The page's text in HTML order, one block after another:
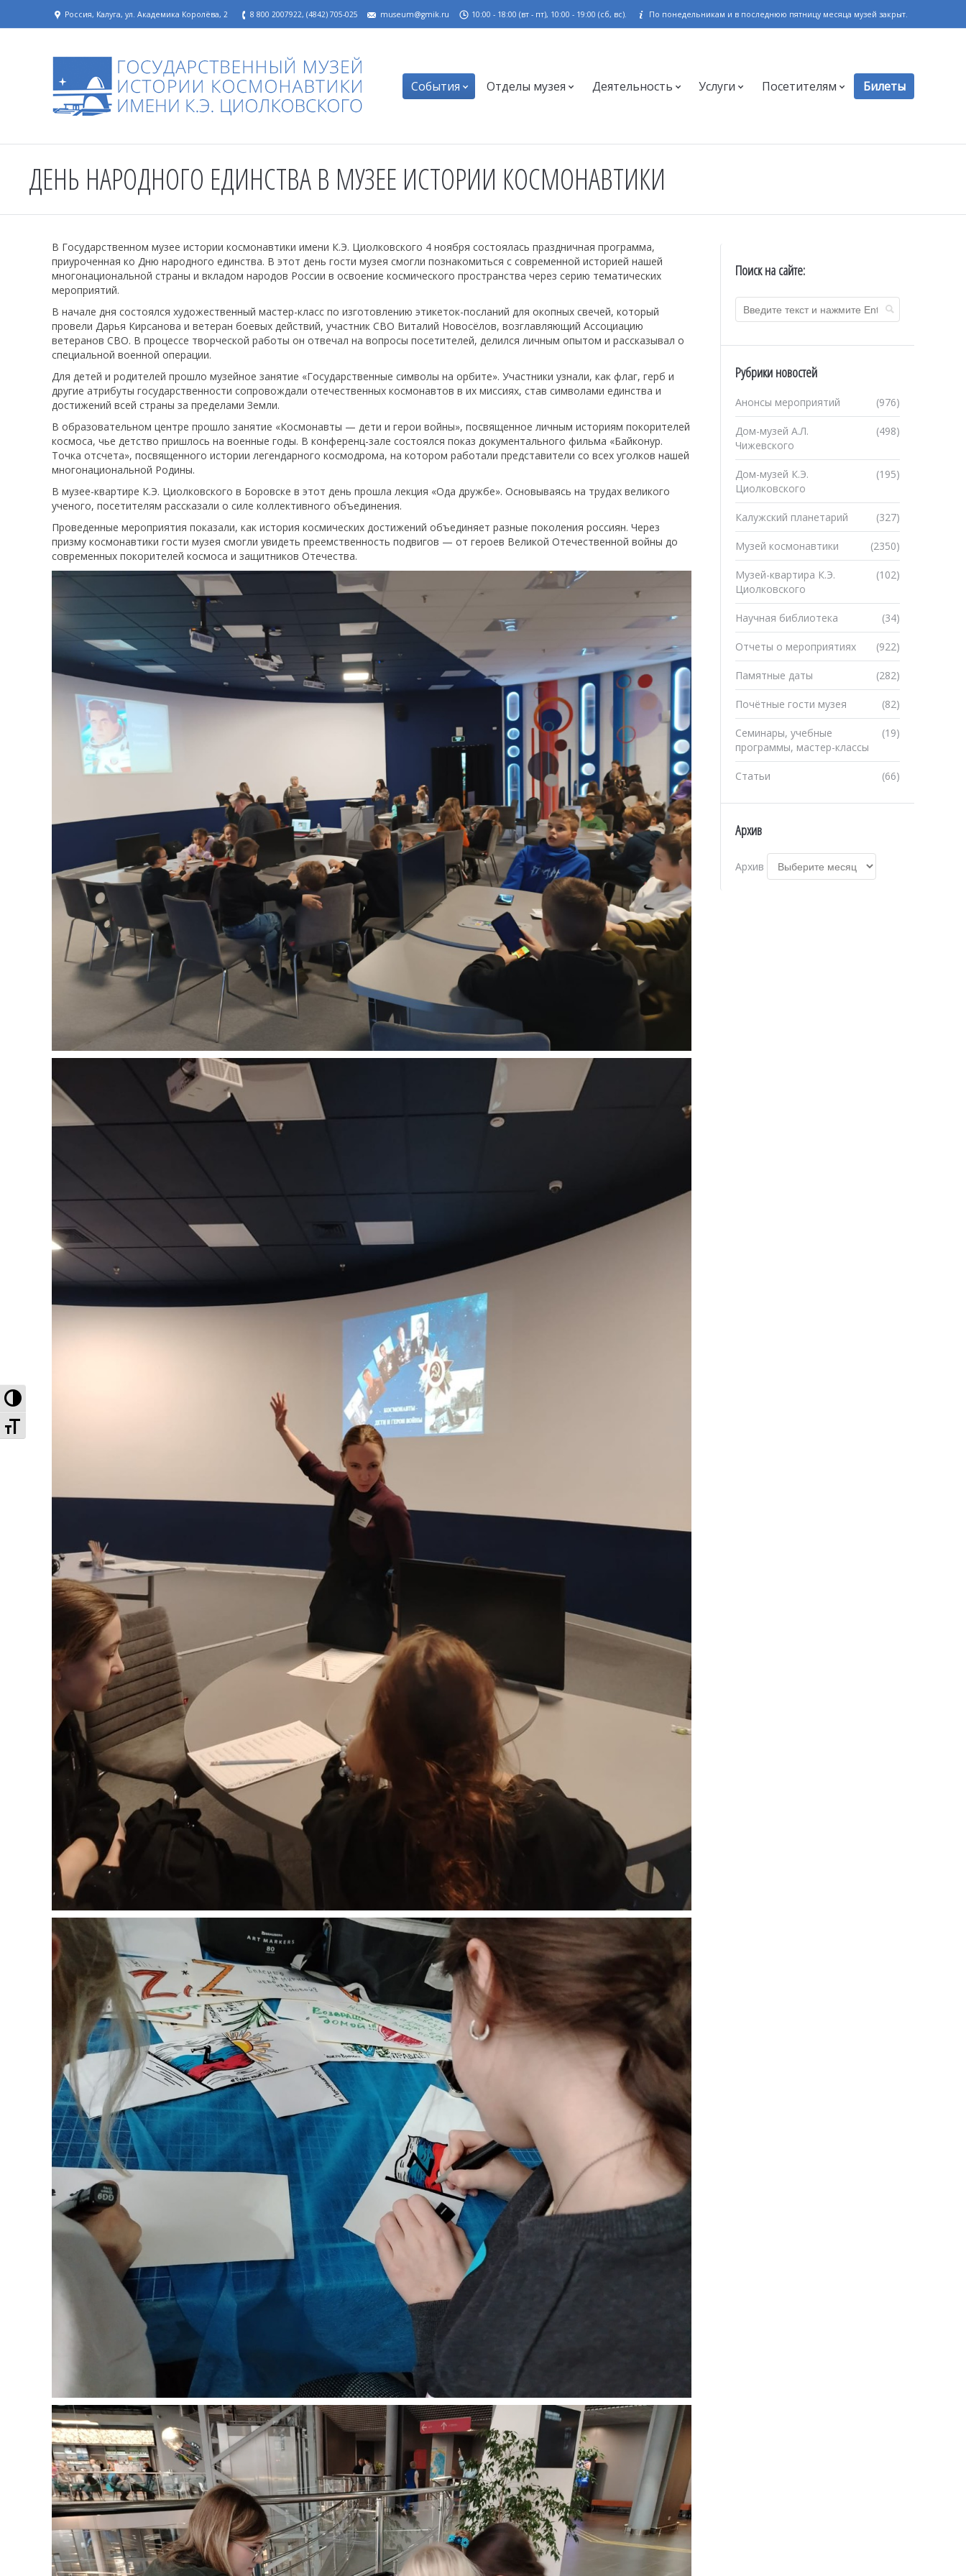
Высокая контрастность
Увеличенный шрифт
Россия, Калуга, ул. Академика Королёва, 2 8 800 2007922, (4842) 705-025 museum@gmik.ru 10:00 - 18:00 (вт - пт), 10:00 - 19:00 (сб, вс). По понедельникам и в последнюю пятницу месяца музей закрыт.
События Отделы музея Деятельность Услуги Посетителям Билеты
ДЕНЬ НАРОДНОГО ЕДИНСТВА В МУЗЕЕ ИСТОРИИ КОСМОНАВТИКИ
В Государственном музее истории космонавтики имени К.Э. Циолковского 4 ноября состоялась праздничная программа,
приуроченная ко Дню народного единства. В этот день гости музея смогли познакомиться с современной историей нашей
многонациональной страны и вкладом народов России в освоение космического пространства через серию тематических
мероприятий.
В начале дня состоялся художественный мастер-класс по изготовлению этикеток-посланий для окопных свечей, который
провели Дарья Кирсанова и ветеран боевых действий, участник СВО Виталий Новосёлов, возглавляющий Ассоциацию
ветеранов СВО. В процессе творческой работы он отвечал на вопросы посетителей, делился личным опытом и рассказывал о
специальной военной операции.
Для детей и родителей прошло музейное занятие «Государственные символы на орбите». Участники узнали, как флаг, герб и
другие атрибуты государственности сопровождали отечественных космонавтов в их миссиях, став символами единства и
достижений всей страны за пределами Земли.
В образовательном центре прошло занятие «Космонавты — дети и герои войны», посвященное личным историям покорителей
космоса, чье детство пришлось на военные годы. В конференц-зале состоялся показ документального фильма «Байконур.
Точка отсчета», посвященного истории легендарного космодрома, на котором работали представители со всех уголков нашей
многонациональной Родины.
В музее-квартире К.Э. Циолковского в Боровске в этот день прошла лекция «Ода дружбе». Основываясь на трудах великого
ученого, посетителям рассказали о силе коллективного объединения.
Проведенные мероприятия показали, как история космических достижений объединяет разные поколения россиян. Через
призму космонавтики гости музея смогли увидеть преемственность подвигов — от героев Великой Отечественной войны до
современных покорителей космоса и защитников Отечества.
Поиск на сайте:
Рубрики новостей
(976)
Анонсы мероприятий
(498)
Дом-музей А.Л.
Чижевского
(195)
Дом-музей К.Э.
Циолковского
(327)
Калужский планетарий
(2350)
Музей космонавтики
(102)
Музей-квартира К.Э.
Циолковского
(34)
Научная библиотека
(922)
Отчеты о мероприятиях
(282)
Памятные даты
(82)
Почётные гости музея
(19)
Семинары, учебные
программы, мастер-классы
(66)
Статьи
Архив
Архив